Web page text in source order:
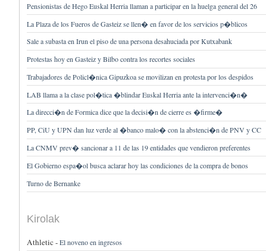
Pensionistas de Hego Euskal Herria llaman a participar en la huelga general del 26
La Plaza de los Fueros de Gasteiz se llen� en favor de los servicios p�blicos
Sale a subasta en Irun el piso de una persona desahuciada por Kutxabank
Protestas hoy en Gasteiz y Bilbo contra los recortes sociales
Trabajadores de Policl�nica Gipuzkoa se movilizan en protesta por los despidos
LAB llama a la clase pol�tica �blindar Euskal Herria ante la intervenci�n�
La direcci�n de Formica dice que la decisi�n de cierre es �firme�
PP, CiU y UPN dan luz verde al �banco malo� con la abstenci�n de PNV y CC
La CNMV prev� sancionar a 11 de las 19 entidades que vendieron preferentes
El Gobierno espa�ol busca aclarar hoy las condiciones de la compra de bonos
Turno de Bernanke
Kirolak
Athletic -El noveno en ingresos